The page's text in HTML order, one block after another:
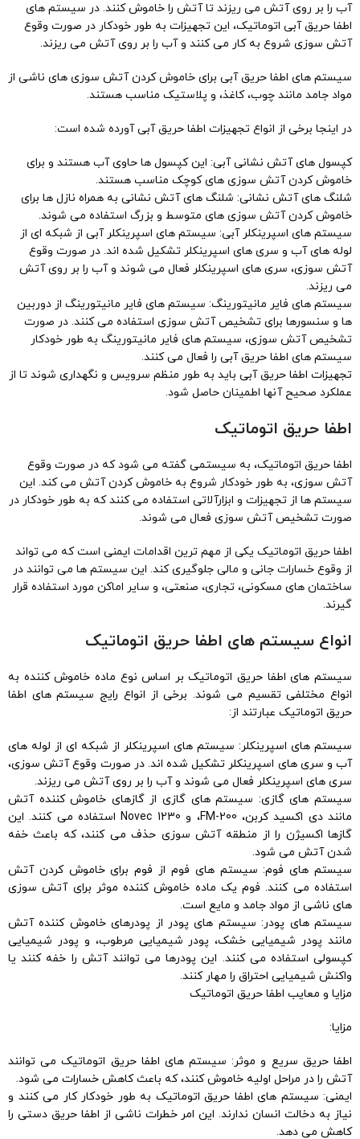
آب را بر روی آتش می ریزند تا آتش را خاموش کنند. در سیستم های
اطفا حریق آبی اتوماتیک، این تجهیزات به طور خودکار در صورت وقوع
آتش سوزی شروع به کار می کنند و آب را بر روی آتش می ریزند.
سیستم های اطفا حریق آبی برای خاموش کردن آتش سوزی های ناشی از
مواد جامد مانند چوب، کاغذ، و پلاستیک مناسب هستند.
در اینجا برخی از انواع تجهیزات اطفا حریق آبی آورده شده است:
کپسول های آتش نشانی آبی: این کپسول ها حاوی آب هستند و برای
خاموش کردن آتش سوزی های کوچک مناسب هستند.
شلنگ های آتش نشانی: شلنگ های آتش نشانی به همراه نازل ها برای
خاموش کردن آتش سوزی های متوسط و بزرگ استفاده می شوند.
سیستم های اسپرینکلر آبی: سیستم های اسپرینکلر آبی از شبکه ای از
لوله های آب و سری های اسپرینکلر تشکیل شده اند. در صورت وقوع
آتش سوزی، سری های اسپرینکلر فعال می شوند و آب را بر روی آتش
می ریزند.
سیستم های فایر مانیتورینگ: سیستم های فایر مانیتورینگ از دوربین
ها و سنسورها برای تشخیص آتش سوزی استفاده می کنند. در صورت
تشخیص آتش سوزی، سیستم های فایر مانیتورینگ به طور خودکار
سیستم های اطفا حریق آبی را فعال می کنند.
تجهیزات اطفا حریق آبی باید به طور منظم سرویس و نگهداری شوند تا از
عملکرد صحیح آنها اطمینان حاصل شود.
اطفا حریق اتوماتیک
اطفا حریق اتوماتیک، به سیستمی گفته می شود که در صورت وقوع
آتش سوزی، به طور خودکار شروع به خاموش کردن آتش می کند. این
سیستم ها از تجهیزات و ابزارآلاتی استفاده می کنند که به طور خودکار در
صورت تشخیص آتش سوزی فعال می شوند.
اطفا حریق اتوماتیک یکی از مهم ترین اقدامات ایمنی است که می تواند
از وقوع خسارات جانی و مالی جلوگیری کند. این سیستم ها می توانند در
ساختمان های مسکونی، تجاری، صنعتی، و سایر اماکن مورد استفاده قرار
گیرند.
انواع سیستم های اطفا حریق اتوماتیک
سیستم های اطفا حریق اتوماتیک بر اساس نوع ماده خاموش کننده به
انواع مختلفی تقسیم می شوند. برخی از انواع رایج سیستم های اطفا
حریق اتوماتیک عبارتند از:
سیستم های اسپرینکلر: سیستم های اسپرینکلر از شبکه ای از لوله های
آب و سری های اسپرینکلر تشکیل شده اند. در صورت وقوع آتش سوزی،
سری های اسپرینکلر فعال می شوند و آب را بر روی آتش می ریزند.
سیستم های گازی: سیستم های گازی از گازهای خاموش کننده آتش
مانند دی اکسید کربن، FM-200، و Novec 1230 استفاده می کنند. این
گازها اکسیژن را از منطقه آتش سوزی حذف می کنند، که باعث خفه
شدن آتش می شود.
سیستم های فوم: سیستم های فوم از فوم برای خاموش کردن آتش
استفاده می کنند. فوم یک ماده خاموش کننده موثر برای آتش سوزی
های ناشی از مواد جامد و مایع است.
سیستم های پودر: سیستم های پودر از پودرهای خاموش کننده آتش
مانند پودر شیمیایی خشک، پودر شیمیایی مرطوب، و پودر شیمیایی
کپسولی استفاده می کنند. این پودرها می توانند آتش را خفه کنند یا
واکنش شیمیایی احتراق را مهار کنند.
مزایا و معایب اطفا حریق اتوماتیک
مزایا:
اطفا حریق سریع و موثر: سیستم های اطفا حریق اتوماتیک می توانند
آتش را در مراحل اولیه خاموش کنند، که باعث کاهش خسارات می شود.
ایمنی: سیستم های اطفا حریق اتوماتیک به طور خودکار کار می کنند و
نیاز به دخالت انسان ندارند. این امر خطرات ناشی از اطفا حریق دستی را
کاهش می دهد.